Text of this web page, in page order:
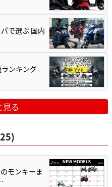
で選ぶ 国内
ンキング
見る
モンキーま